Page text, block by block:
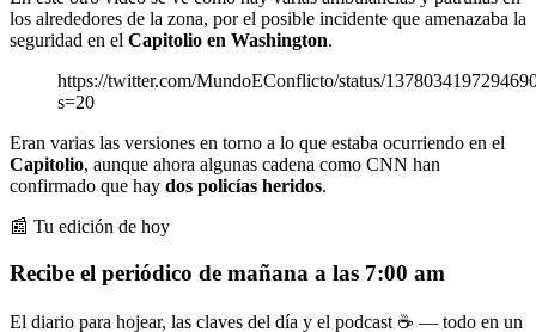
los alrededores de la zona, por el posible incidente que amenazaba la
seguridad en el Capitolio en Washington.
https://twitter.com/MundoEConflicto/status/
s=20
Eran varias las versiones en torno a lo que estaba ocurriendo en el
Capitolio, aunque ahora algunas cadena como CNN han
confirmado que hay dos policías heridos.
📰 Tu edición de hoy
Recibe el periódico de mañana a las 7:00 am
El diario para hojear, las claves del día y el podcast ☕ — todo en un